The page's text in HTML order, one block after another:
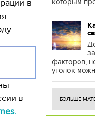
в
в
которым
факторов,
уголок
БОЛЬШЕ